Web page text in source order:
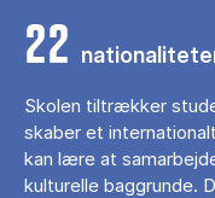
22
Skolen tiltrækker
skaber et
kan lære at
kulturelle baggrunde.